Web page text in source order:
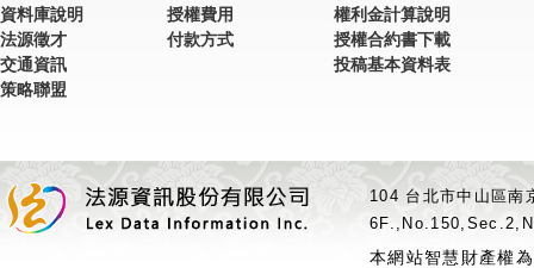
資料庫說明
法源徵才
交通資訊
策略聯盟
授權費用
付款方式
權利金計算說明
授權合約書下載
投稿基本資料表
104 台北市中山區
本網站智慧財產權